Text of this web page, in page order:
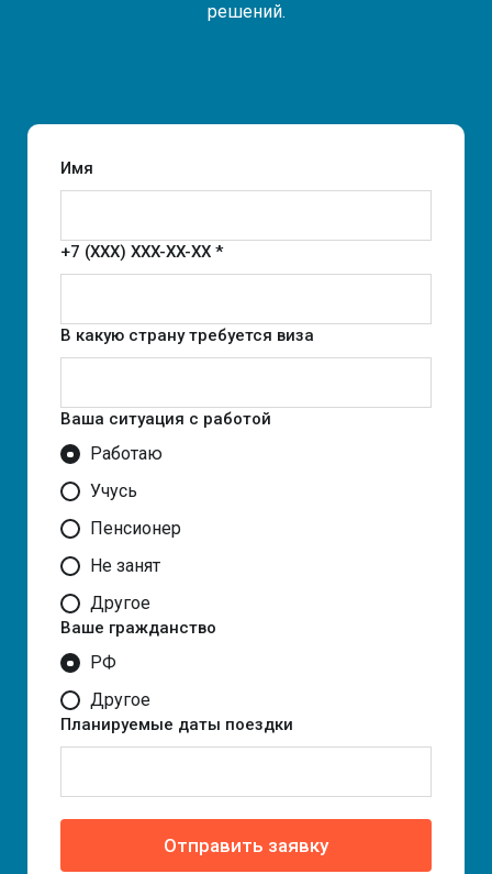
решений.
Имя
+7 (XXX) XXX-XX-XX *
В какую страну требуется виза
Ваша ситуация с работой
Работаю
Учусь
Пенсионер
Не занят
Другое
Ваше гражданство
РФ
Другое
Планируемые даты поездки
Отправить заявку